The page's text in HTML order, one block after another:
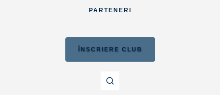
PARTENERI
ÎNSCRIERE CLUB